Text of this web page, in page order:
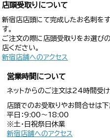
店頭受取りについて
新宿店店頭にて完成したお名刺を
す。
ご注文の際に店頭受取りをお選び
店ください。
新宿店舗へのアクセス
営業時間について
ネットからのご注文は24時間受け
店頭でのお受取りやお問合せは下
平日：9:00〜18:00
※土・日祝祭日休業
新宿店舗へのアクセス